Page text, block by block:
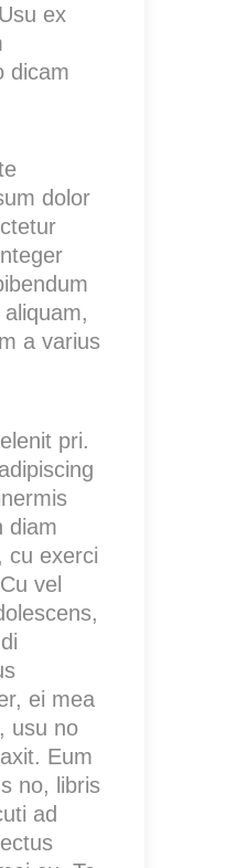
ex
dicam
dolor
a varius
pri.
diam
cu exerci
vel
ei mea
usu no
Eum
no, libris
ad